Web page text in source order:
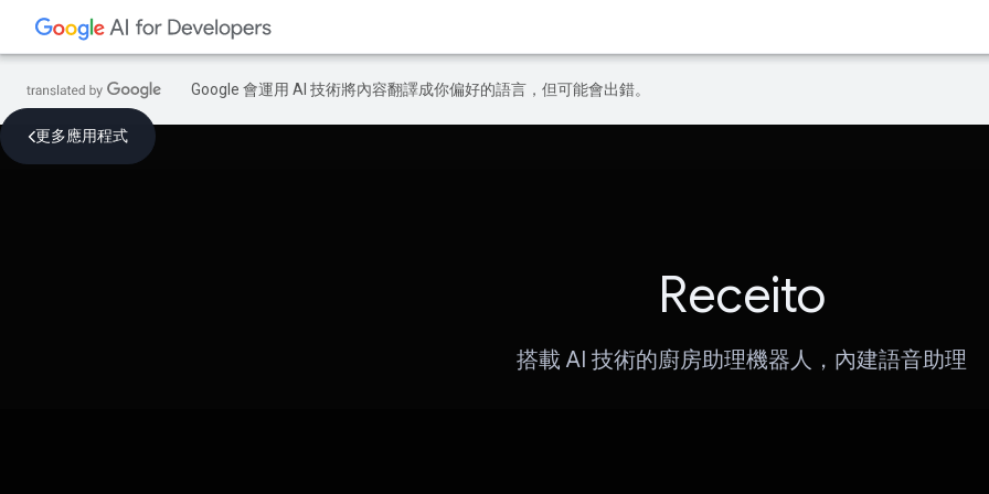
Google 會運用 AI 技術將內容翻譯成你偏好的語言，但可能會出錯。
更多應用程式
Receito
搭載 AI 技術的廚房助理機器人，內建語音助理